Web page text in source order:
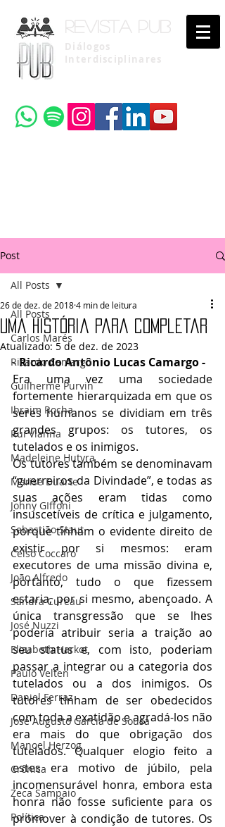
Revista pub
Diálogos
Interdisciplinares
Post
All Posts
Carlos Marés
Ricardo Camargo
Guilherme Purvin
Ibraim Rocha
Rui Vianna
Madeleine Hutyra
Marise Duarte
Johny GIffoni
Sebastião Staut
Celso Coccaro
João Alfredo
Sandra Cureau
José Nuzzi
Elizabeth Harkot
Paulo Velten
Daniel Ferraz
José Augusto Garcia de Sousa
Manoel Herzog
Crônica
Zeca Sampaio
Política
All Posts
Uma história para completar
26 de dez. de 20184 min de leitura
Atualizado:5 de dez. de 2023
- Ricardo Antônio Lucas Camargo -
Era uma vez uma sociedade
fortemente hierarquizada em que os
seres humanos se dividiam em três
grandes grupos: os tutores, os
tutelados e os inimigos.
Os tutores também se denominavam
“guerreiros da Divindade”, e todas as
suas ações eram tidas como
insuscetíveis de crítica e julgamento,
porque tinham o evidente direito de
existir por si mesmos: eram
executores de uma missão divina e,
portanto, tudo o que fizessem
estaria, por si mesmo, abençoado. A
única transgressão que se lhes
poderia atribuir seria a traição ao
seu status e, com isto, poderiam
passar a integrar ou a categoria dos
tutelados ou a dos inimigos. Os
tutores tinham de ser obedecidos
com toda a exatidão e agradá-los não
era mais do que obrigação dos
tutelados. Qualquer elogio feito a
estes era motivo de júbilo, pela
incomensurável honra, embora esta
honra não fosse suficiente para os
promover à condição de tutores. Os